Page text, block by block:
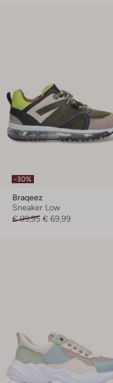
-30%
Braqeez
Sneaker Low
€ 99,95 € 69,99